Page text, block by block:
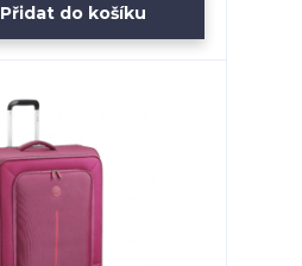
Přidat do košíku